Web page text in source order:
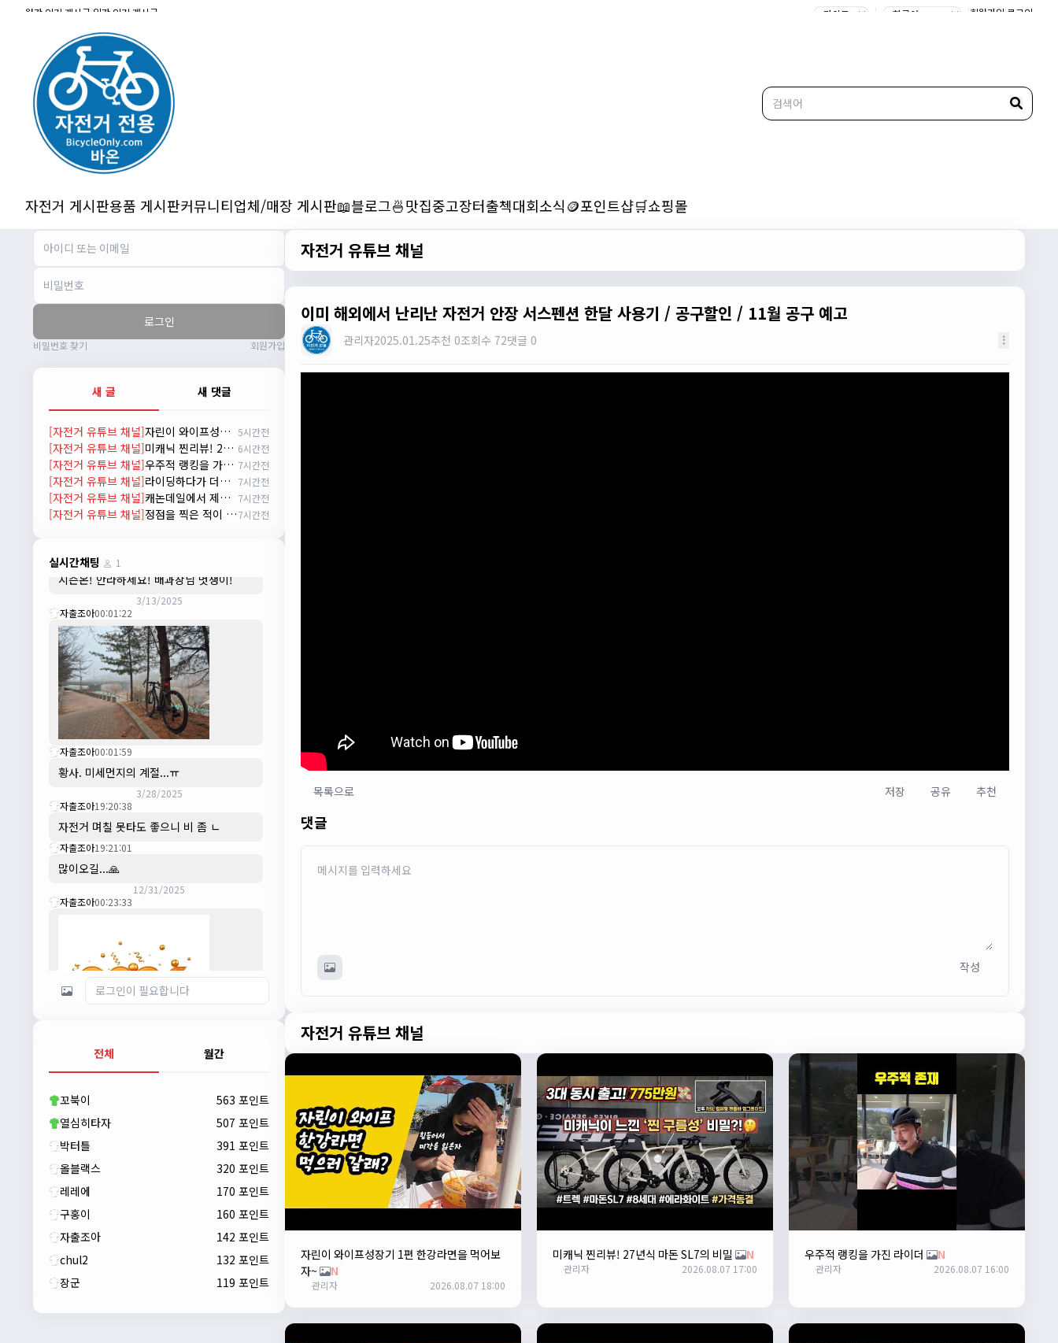
월간 인기 게시글|일간 인기 게시글 | |회원가입|로그인
자전거 게시판용품 게시판커뮤니티업체/매장 게시판📖블로그🍜맛집중고장터출첵대회소식🪙포인트샵🛒쇼핑몰
로그인
비밀번호 찾기 회원가입
새 글 새 댓글
[자전거 유튜브 채널] 자린이 와이프성장기 1편 한강라면을 먹어보자~ 5시간전
[자전거 유튜브 채널] 미캐닉 찐리뷰! 27년식 마돈 SL7의 비밀 6시간전
[자전거 유튜브 채널] 우주적 랭킹을 가진 라이더 7시간전
[자전거 유튜브 채널] 라이딩하다가 더위 먹어 아무말이나 하는 신빵 인터뷰 7시간전
[자전거 유튜브 채널] 캐논데일에서 제시한 미래 자전거. 캐논데일 시냅스 시승 리뷰 7시간전
[자전거 유튜브 채널] 정점을 찍은 적이 없는데 에이징커브라고?7시간전
실시간채팅 1
잔차나라 화이팅!!
감사합니다 파이팅!!!!
2/14/2025
서준22:03:11
저 첫 로드로 힉스 바버비 살려하는데 괜찮
나요?
2/16/2025
자출조아15:14:23
시즌온 하신 분들 모두 안라하세요~~
서준 20:17:55
시즌온이랑 안라가 몬가요?
진우 01:50:08
시즌온은 시즌이 시작됬다는거고 안라는
안전한 라이딩으로 알고있습니다
자출조아03:19:07
시즌이 곧 다가오네요 ^^ 모두 안전한 라이
딩 하시기 바랍니다
자출조아18:44:23
넵!! 잔차나라도 시즌온과 함께 바쁜 하루
하루 보내세요~~
3/1/2025
자출조아08:54:33
수도권은 3.1절 연휴 비소식...ㅠ ㅠ
JIWOON23:26:13
시즌온! 안라하세요! 배과장님 멋쟁이!
3/13/2025
자출조아00:01:22
자출조아00:01:59
황사. 미세먼지의 계절...ㅠ
3/28/2025
자출조아19:20:38
자전거 며칠 못타도 좋으니 비 좀 ㄴ
자출조아19:21:01
많이오길...🙏
12/31/2025
자출조아00:23:33
새해 복많이 받으세요!!
자출조아00:23:55
새해 복많이 받으세요!!
전체 월간
꼬북이
563 포인트
열심히타자
507 포인트
박터틀
391 포인트
올블랙스
320 포인트
레레에
170 포인트
구홍이
160 포인트
자출조아
142 포인트
chul2
132 포인트
장군
119 포인트
자전거 유튜브 채널
이미 해외에서 난리난 자전거 안장 서스펜션 한달 사용기 / 공구할인 / 11월 공구 예고
관리자2025.01.25추천 0조회수 72댓글 0
목록으로 저장 공유 추천
댓글
작성
자전거 유튜브 채널
자린이 와이프성장기 1편 한강라면을 먹어보
자~
N
관리자 2026.08.07 18:00
미캐닉 찐리뷰! 27년식 마돈 SL7의 비밀 N
관리자 2026.08.07 17:00
우주적 랭킹을 가진 라이더 N
관리자 2026.08.07 16:00